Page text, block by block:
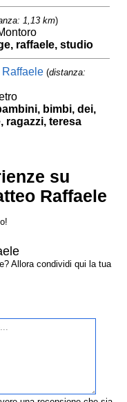
1,13 km)
raffaele, studio
Raffaele (distanza:
bimbi, dei,
ragazzi, teresa
su
Raffaele
Allora condividi qui la tua